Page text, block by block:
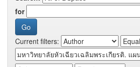
for
Current filters: